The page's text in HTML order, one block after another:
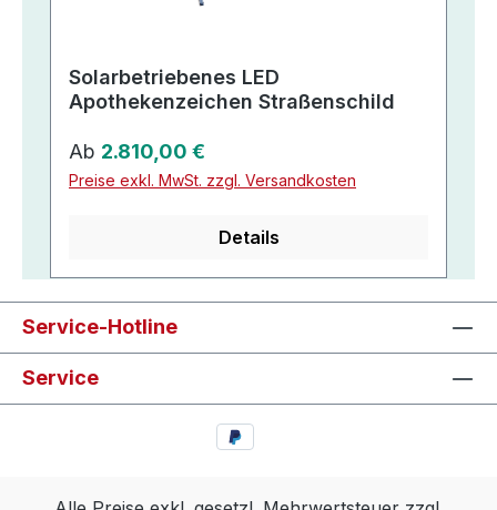
Solarbetriebenes LED
Apothekenzeichen Straßenschild
Regulärer Preis:
Ab 2.810,00 €
Preise exkl. MwSt. zzgl. Versandkosten
Details
Service-Hotline
Service